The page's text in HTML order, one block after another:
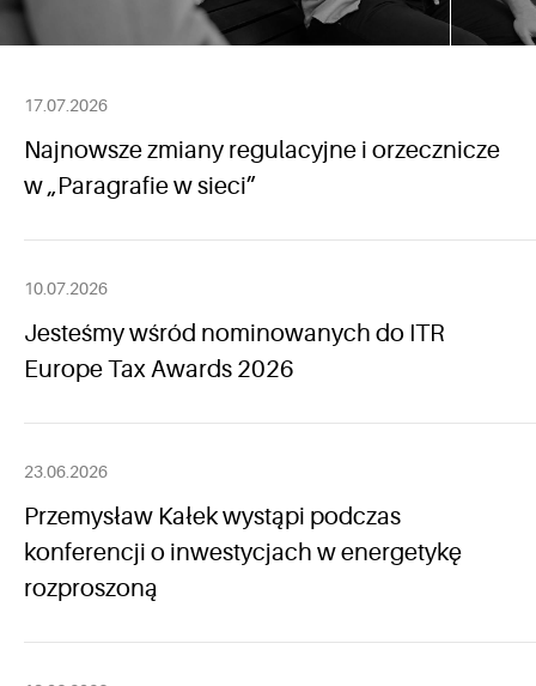
17.07.2026
Najnowsze zmiany regulacyjne i orzecznicze
w „Paragrafie w sieci”
10.07.2026
Jesteśmy wśród nominowanych do ITR
Europe Tax Awards 2026
23.06.2026
Przemysław Kałek wystąpi podczas
konferencji o inwestycjach w energetykę
rozproszoną